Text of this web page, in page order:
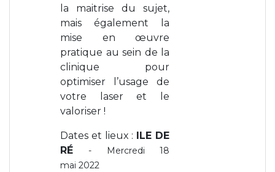
la maitrise du sujet,
mais également la
mise en œuvre
pratique au sein de la
clinique pour
optimiser l’usage de
votre laser et le
valoriser !
Dates et lieux : ILE DE
RÉ- Mercredi 18
mai 2022